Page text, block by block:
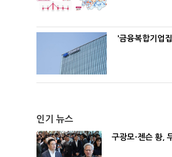
'금융복합기업
인기 뉴스
구광모-젠슨 황,